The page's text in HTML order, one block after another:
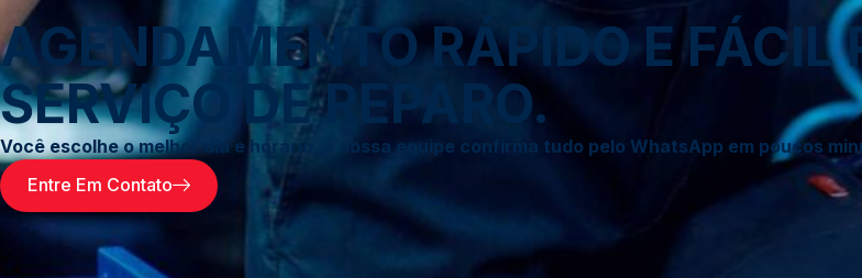
AGENDAMENTO RÁPIDO E FÁCIL
SERVIÇO DE REPARO.
Você escolhe o melhor dia e horário, e nossa equipe confirma tudo pelo WhatsApp em poucos
Entre Em Contato